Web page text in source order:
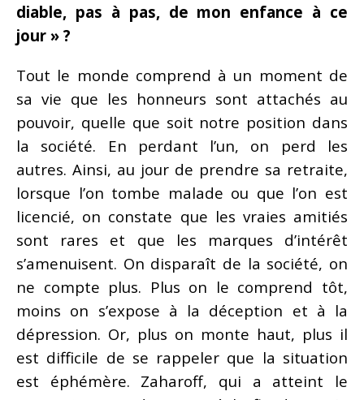
diable, pas à pas, de mon enfance à ce
jour » ?
Tout le monde comprend à un moment de
sa vie que les honneurs sont attachés au
pouvoir, quelle que soit notre position dans
la société. En perdant l’un, on perd les
autres. Ainsi, au jour de prendre sa retraite,
lorsque l’on tombe malade ou que l’on est
licencié, on constate que les vraies amitiés
sont rares et que les marques d’intérêt
s’amenuisent. On disparaît de la société, on
ne compte plus. Plus on le comprend tôt,
moins on s’expose à la déception et à la
dépression. Or, plus on monte haut, plus il
est difficile de se rappeler que la situation
est éphémère. Zaharoff, qui a atteint le